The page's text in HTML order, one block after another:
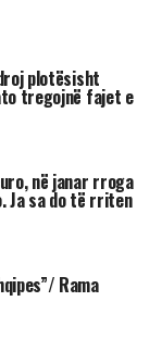
e
rritje
e pagave
e fundit
duke